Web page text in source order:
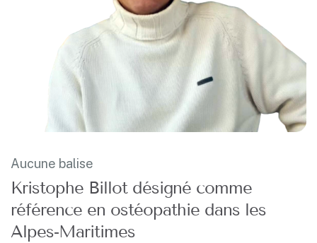
Aucune balise
Kristophe Billot désigné comme
référence en ostéopathie dans les
Alpes‑Maritimes